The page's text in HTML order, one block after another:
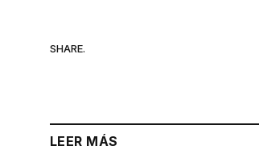
SHARE.
LEER MÁS